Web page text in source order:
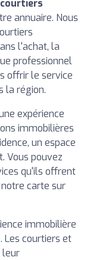
annuaire. Nous
l'achat, la
professionnel
offrir le service
la région.
expérience
immobilières
un espace
Vous pouvez
qu'ils offrent
carte sur
immobilière
Les courtiers et
leur